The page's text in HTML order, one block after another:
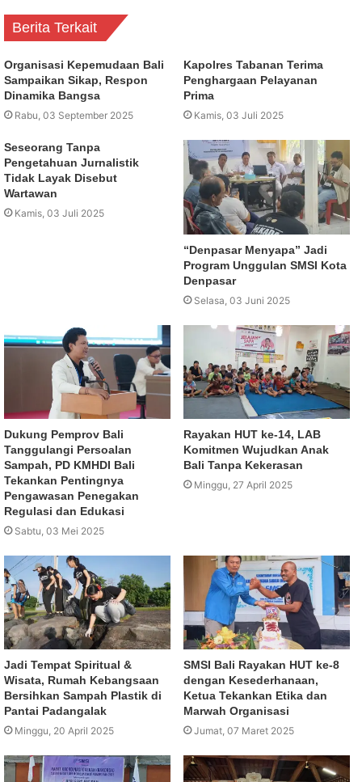
Berita Terkait
Organisasi Kepemudaan Bali
Sampaikan Sikap, Respon
Dinamika Bangsa
Rabu, 03 September 2025
Kapolres Tabanan Terima
Penghargaan Pelayanan
Prima
Kamis, 03 Juli 2025
Seseorang Tanpa
Pengetahuan Jurnalistik
Tidak Layak Disebut
Wartawan
Kamis, 03 Juli 2025
“Denpasar Menyapa” Jadi
Program Unggulan SMSI Kota
Denpasar
Selasa, 03 Juni 2025
Dukung Pemprov Bali
Tanggulangi Persoalan
Sampah, PD KMHDI Bali
Tekankan Pentingnya
Pengawasan Penegakan
Regulasi dan Edukasi
Sabtu, 03 Mei 2025
Rayakan HUT ke-14, LAB
Komitmen Wujudkan Anak
Bali Tanpa Kekerasan
Minggu, 27 April 2025
Jadi Tempat Spiritual &
Wisata, Rumah Kebangsaan
Bersihkan Sampah Plastik di
Pantai Padangalak
Minggu, 20 April 2025
SMSI Bali Rayakan HUT ke-8
dengan Kesederhanaan,
Ketua Tekankan Etika dan
Marwah Organisasi
Jumat, 07 Maret 2025